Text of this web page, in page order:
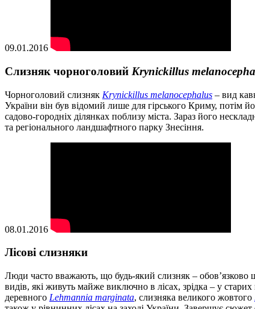
09.01.2016
Слизняк чорноголовий Krynickillus
Чорноголовий слизняк Krynickillus melanocephalus – вид
України він був відомий лише для гірського Криму, потім
садово-городніх ділянках поблизу міста. Зараз його
та регіонального ландшафтного парку Знесіння.
08.01.2016
Лісові слизняки
Люди часто вважають, що будь-який слизняк – обов’язково
видів, які живуть майже виключно в лісах, зрідка – у
деревного Lehmannia marginata, слизняка великого жовтого